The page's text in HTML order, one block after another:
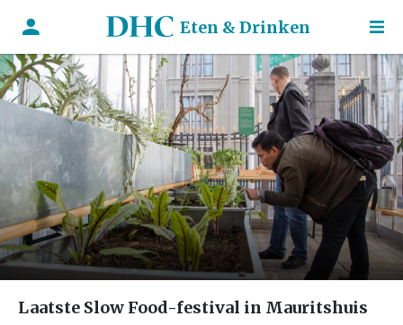
Eten & Drinken
Laatste Slow Food-festival in Mauritshuis